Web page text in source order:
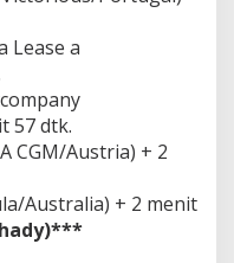
Lease a
57 dtk.
CGM/Austria) + 2
Australia) + 2 menit